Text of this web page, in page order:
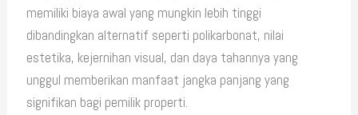
memiliki biaya awal yang mungkin lebih tinggi
dibandingkan alternatif seperti polikarbonat, nilai
estetika, kejernihan visual, dan daya tahannya yang
unggul memberikan manfaat jangka panjang yang
signifikan bagi pemilik properti.